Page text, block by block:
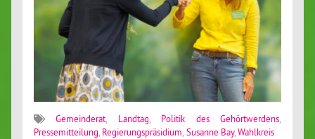
Gemeinderat, Landtag, Politik des Gehörtwerdens,
Pressemitteilung, Regierungspräsidium, Susanne Bay,Wahlkreis